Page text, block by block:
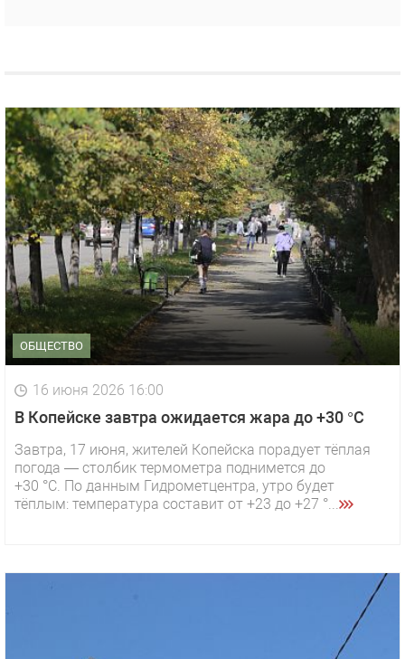
ОБЩЕСТВО
16 июня 2026 16:00
В Копейске завтра ожидается жара до +30 °C
Завтра, 17 июня, жителей Копейска порадует тёплая
погода — столбик термометра поднимется до
+30 °C. По данным Гидрометцентра, утро будет
тёплым: температура составит от +23 до +27 °...